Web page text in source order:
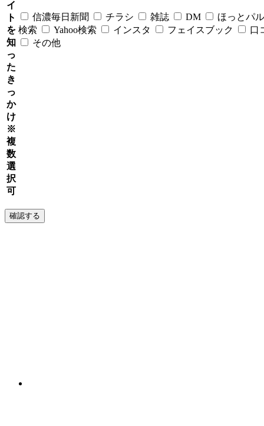
イ
ト
を
知
っ
た
き
っ
か
け
※
複
数
選
択
可
信濃毎日新聞 チラシ 雑誌 DM
ほっとパル
検索
Yahoo検索 インスタ フェイスブック
口
その他